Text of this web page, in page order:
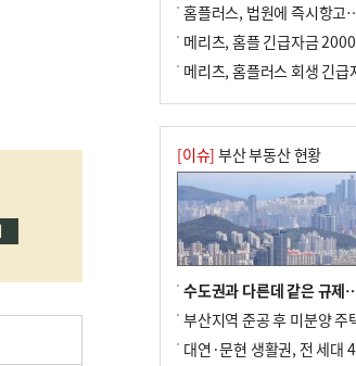
메리츠, 홈플 긴급자금
[이슈] 부산 부동산 현황